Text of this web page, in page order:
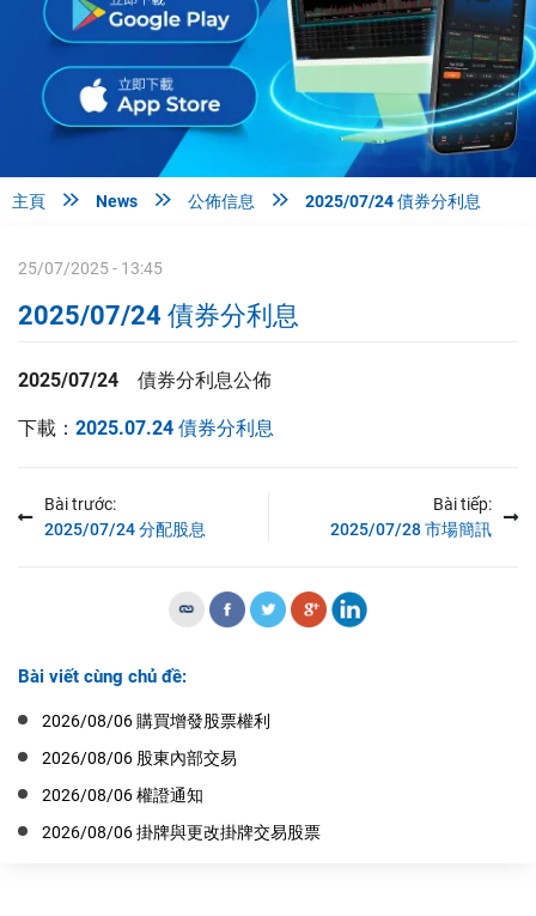
主頁  News  公佈信息  2025/07/24 債券分利息
25/07/2025 - 13:45
2025/07/24 債券分利息
2025/07/24 債券分利息公佈
下載： 2025.07.24 債券分利息
Bài trước:
2025/07/24 分配股息
Bài tiếp:
2025/07/28 市場簡訊
Bài viết cùng chủ đề:
2026/08/06 購買增發股票權利
2026/08/06 股東內部交易
2026/08/06 權證通知
2026/08/06 掛牌與更改掛牌交易股票